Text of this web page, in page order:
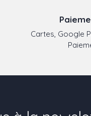
Cartes, Google